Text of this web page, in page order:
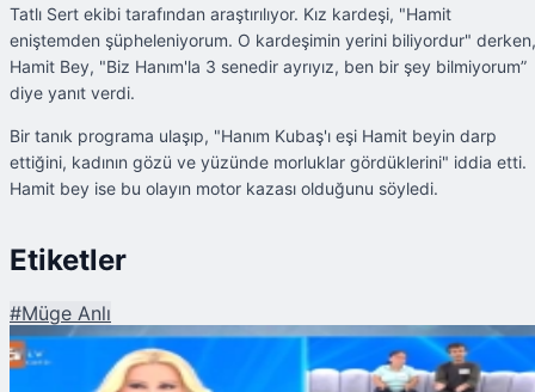
Tatlı Sert ekibi tarafından araştırılıyor. Kız kardeşi, "Hamit
eniştemden şüpheleniyorum. O kardeşimin yerini biliyordur" derken,
Hamit Bey, "Biz Hanım'la 3 senedir ayrıyız, ben bir şey bilmiyorum”
diye yanıt verdi.
Bir tanık programa ulaşıp, "Hanım Kubaş'ı eşi Hamit beyin darp
ettiğini, kadının gözü ve yüzünde morluklar gördüklerini" iddia etti.
Hamit bey ise bu olayın motor kazası olduğunu söyledi.
Etiketler
#Müge Anlı